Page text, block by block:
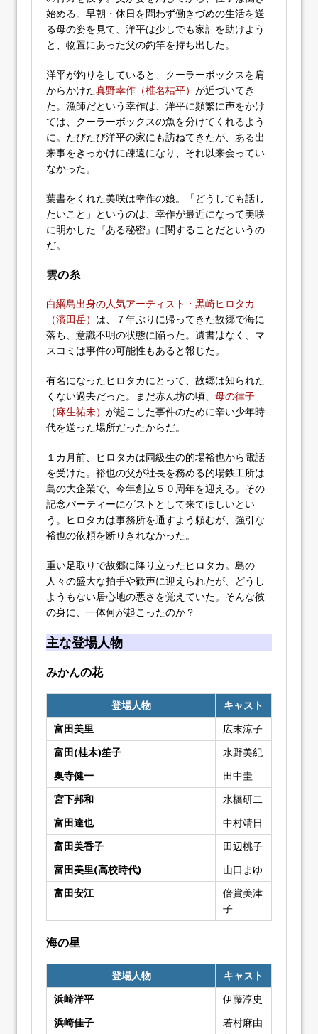
始める。早朝・休日を問わず働きづめの生活を送
る母の姿を見て、洋平は少しでも家計を助けよう
と、物置にあった父の釣竿を持ち出した。
洋平が釣りをしていると、クーラーボックスを肩
からかけた真野幸作（椎名桔平） が近づいてき
た。漁師だという幸作は、洋平に頻繁に声をかけ
ては、クーラーボックスの魚を分けてくれるよう
に。たびたび洋平の家にも訪ねてきたが、ある出
来事をきっかけに疎遠になり、それ以来会ってい
なかった。
葉書をくれた美咲は幸作の娘。「どうしても話し
たいこと」というのは、幸作が最近になって美咲
に明かした『ある秘密』に関することだというの
だ。
雲の糸
白綱島出身の人気アーティスト・黒崎ヒロタカ
（濱田岳） は、７年ぶりに帰ってきた故郷で海に
落ち、意識不明の状態に陥った。遺書はなく、マ
スコミは事件の可能性もあると報じた。
有名になったヒロタカにとって、故郷は知られた
くない過去だった。まだ赤ん坊の頃、 母の律子
（麻生祐未） が起こした事件のために辛い少年時
代を送った場所だったからだ。
１カ月前、ヒロタカは同級生の的場裕也から電話
を受けた。裕也の父が社長を務める的場鉄工所は
島の大企業で、今年創立５０周年を迎える。その
記念パーティーにゲストとして来てほしいとい
う。ヒロタカは事務所を通すよう頼むが、強引な
裕也の依頼を断りきれなかった。
重い足取りで故郷に降り立ったヒロタカ。島の
人々の盛大な拍手や歓声に迎えられたが、どうし
ようもない居心地の悪さを覚えていた。そんな彼
の身に、一体何が起こったのか？
主な登場人物
みかんの花
登場人物
キャスト
富田美里
広末涼子
富田(桂木)笙子
水野美紀
奥寺健一
田中圭
宮下邦和
水橋研二
富田達也
中村靖日
富田美香子
田辺桃子
富田美里(高校時代)
山口まゆ
富田安江
倍賞美津
子
海の星
登場人物
キャスト
浜崎洋平
伊藤淳史
浜崎佳子
若村麻由